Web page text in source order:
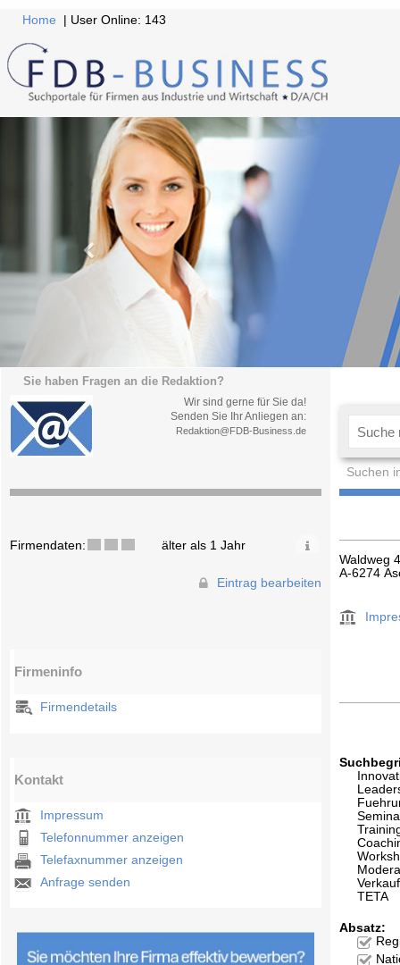
Home | User Online: 143
Sie haben Fragen an die Redaktion?
Wir sind gerne für Sie da!
Senden Sie Ihr Anliegen an:
Redaktion@FDB-Business.de
Suchen
Firmendaten: älter als 1 Jahr
Eintrag bearbeiten
Firmeninfo
Firmendetails
Kontakt
Impressum
Telefonnummer anzeigen
Telefaxnummer anzeigen
Anfrage senden
Waldweg
A-6274
Verkauf
TETA
Absatz: